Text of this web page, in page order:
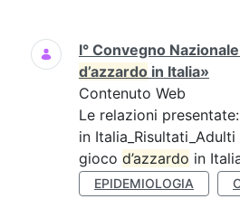
Ricerca
I° Convegno
d’azzardo in Italia»
Contenuto Web
Le relazioni
in
gioco d’azzardo in
EPIDEMIOLOGIA